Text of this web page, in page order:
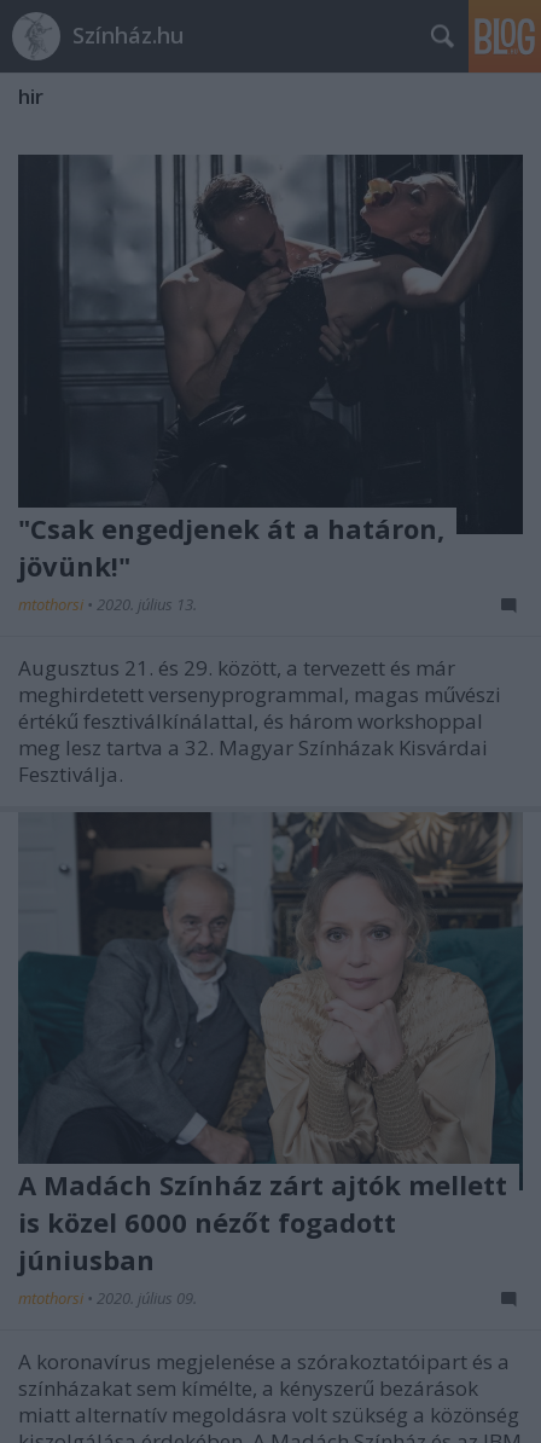
Színház.hu
hir
"Csak engedjenek át a határon,
jövünk!"
mtothorsi • 2020. július 13.
Augusztus 21. és 29. között, a tervezett és már
meghirdetett versenyprogrammal, magas művészi
értékű fesztiválkínálattal, és három workshoppal
meg lesz tartva a 32. Magyar Színházak Kisvárdai
Fesztiválja.
A Madách Színház zárt ajtók mellett
is közel 6000 nézőt fogadott
júniusban
mtothorsi • 2020. július 09.
A koronavírus megjelenése a szórakoztatóipart és a
színházakat sem kímélte, a kényszerű bezárások
miatt alternatív megoldásra volt szükség a közönség